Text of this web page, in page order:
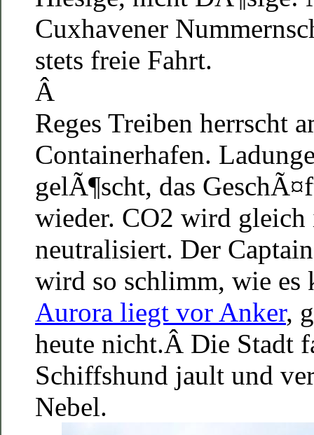
Cuxhavener
stets freie Fahrt.
Â
Reges Treiben herrscht
Containerhafen.
gelÃ¶scht, das
wieder. CO2 wird gleich
neutralisiert. Der
wird so schlimm, wie
Aurora liegt vor Anker,
heute nicht.Â Die Stadt
Schiffshund jault und
Nebel.